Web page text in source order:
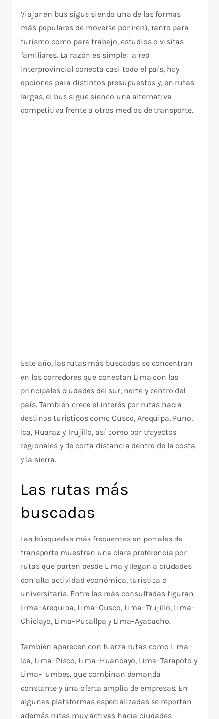
Viajar en bus sigue siendo una de las formas
más populares de moverse por Perú, tanto para
turismo como para trabajo, estudios o visitas
familiares. La razón es simple: la red
interprovincial conecta casi todo el país, hay
opciones para distintos presupuestos y, en rutas
largas, el bus sigue siendo una alternativa
competitiva frente a otros medios de transporte.
Este año, las rutas más buscadas se concentran
en los corredores que conectan Lima con las
principales ciudades del sur, norte y centro del
país. También crece el interés por rutas hacia
destinos turísticos como Cusco, Arequipa, Puno,
Ica, Huaraz y Trujillo, así como por trayectos
regionales y de corta distancia dentro de la costa
y la sierra.
Las rutas más
buscadas
Las búsquedas más frecuentes en portales de
transporte muestran una clara preferencia por
rutas que parten desde Lima y llegan a ciudades
con alta actividad económica, turística o
universitaria. Entre las más consultadas figuran
Lima–Arequipa, Lima–Cusco, Lima–Trujillo, Lima–
Chiclayo, Lima–Pucallpa y Lima–Ayacucho.
También aparecen con fuerza rutas como Lima–
Ica, Lima–Pisco, Lima–Huancayo, Lima–Tarapoto y
Lima–Tumbes, que combinan demanda
constante y una oferta amplia de empresas. En
algunas plataformas especializadas se reportan
además rutas muy activas hacia ciudades